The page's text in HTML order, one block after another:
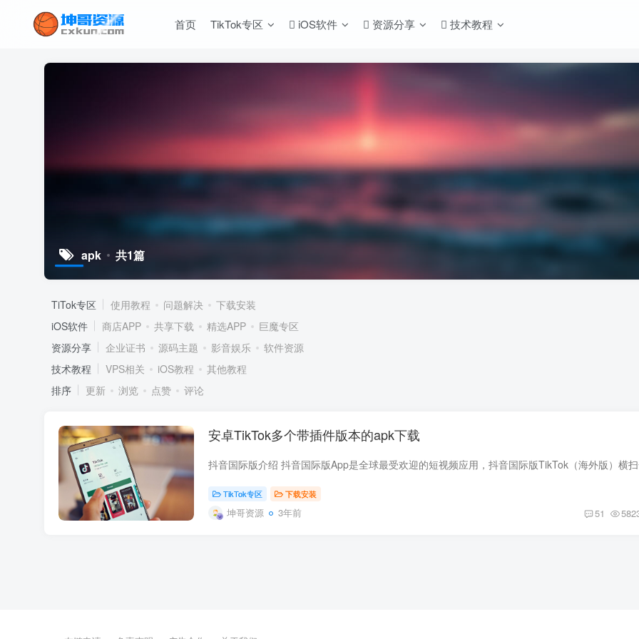
首页 TikTok专区 iOS软件 资源分享 技术教程
apk 共1篇
TiTok专区 使用教程 问题解决
下载安装
iOS软件
商店APP 共享下载 精选APP
巨魔专区
资源分享
企业证书 源码主题 影音娱乐
软件资源
技术教程
VPS相关 iOS教程
其他教程
排序
更新 浏览 点赞 评论
安卓TikTok多个带插件版本的apk下载
TikTok专区 下载安装
坤哥资源 3年前 51